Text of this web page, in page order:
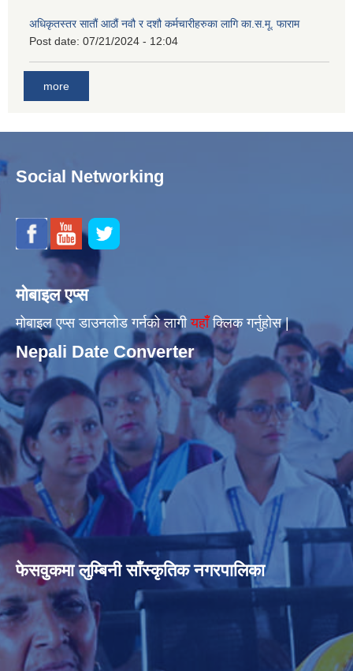
अधिकृतस्तर सातौं आठौं नवौ र दशौ कर्मचारीहरुका लागि का.स.मू. फाराम
Post date: 07/21/2024 - 12:04
more
Social Networking
मोबाइल एप्स
मोबाइल एप्स डाउनलोड गर्नको लागीयहाँँक्लिक गर्नुहोस |
Nepali Date Converter
फेसवुकमा लुम्बिनी साँस्कृतिक नगरपालिका